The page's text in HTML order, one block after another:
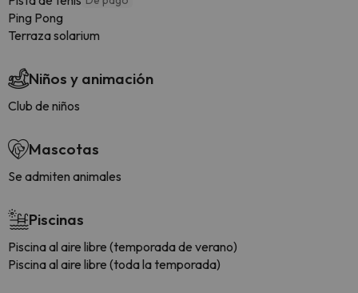
Ping Pong
Terraza solarium
Niños y animación
Club de niños
Mascotas
Se admiten animales
Piscinas
Piscina al aire libre (temporada de verano)
Piscina al aire libre (toda la temporada)